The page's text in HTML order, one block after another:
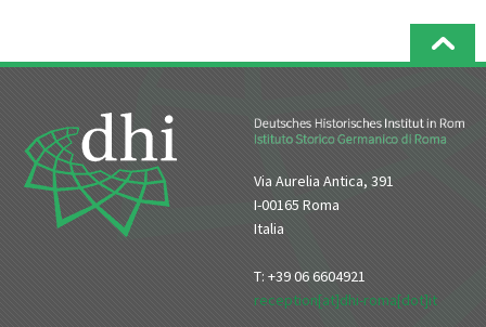
Via Aurelia Antica, 391
I-00165 Roma
Italia
T: +39 06 6604921
reception[at]dhi-roma[dot]it